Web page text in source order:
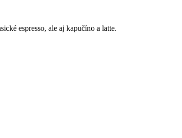
espresso, ale aj kapučíno a latte.